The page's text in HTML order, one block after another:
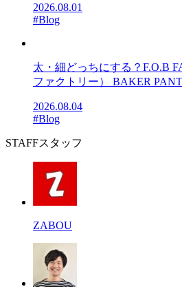
2026.08.01
#Blog
太・細どっちにする？F.O.B
ファクトリー） BAKER
2026.08.04
#Blog
STAFFスタッフ
ZABOU